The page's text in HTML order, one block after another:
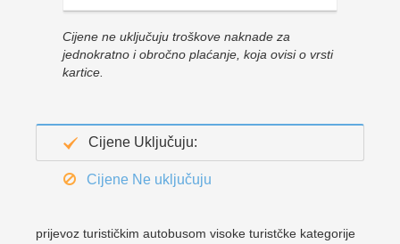
Cijene ne uključuju troškove naknade za
jednokratno i obročno plaćanje, koja ovisi o vrsti
kartice.
Cijene Uključuju:
Cijene Ne uključuju
prijevoz turističkim autobusom visoke turistčke kategorije